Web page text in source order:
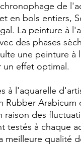
de
en bols entiers,
La peinture à
des phases
une peinture à
effet optimal.
à l'aquarelle
Rubber Arabicum
raison des
testés à chaque
meilleure qualité